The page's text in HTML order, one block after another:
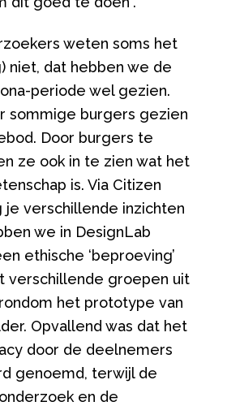
weten soms het
niet, dat hebben we de
periode wel gezien.
sommige burgers gezien
Door burgers te
ze ook in te zien wat het
is. Via Citizen
je verschillende inzichten
we in DesignLab
ethische ‘beproeving’
verschillende groepen uit
het prototype van
Opvallend was dat het
door de deelnemers
genoemd, terwijl de
en de